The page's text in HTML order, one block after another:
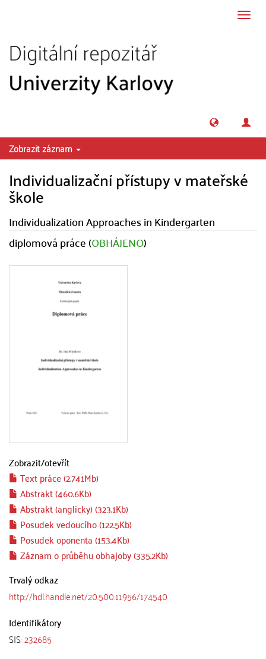
Zobrazit záznam
Individualizační přístupy v mateřské
škole
Individualization Approaches in Kindergarten
diplomová práce (OBHÁJENO)
Zobrazit/otevřít
Text práce (2.741Mb)
Abstrakt (460.6Kb)
Abstrakt (anglicky) (323.1Kb)
Posudek vedoucího (122.5Kb)
Posudek oponenta (153.4Kb)
Záznam o průběhu obhajoby (335.2Kb)
Trvalý odkaz
http://hdl.handle.net/20.500.11956/174540
Identifikátory
SIS:232685